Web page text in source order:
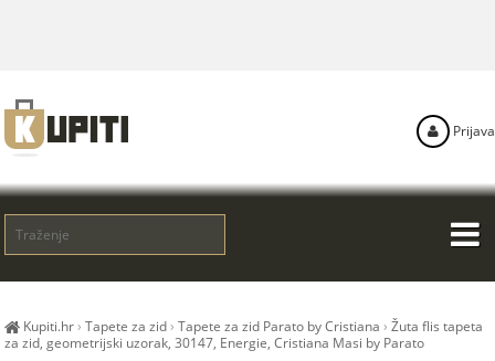
Kupiti.hr›Tapete za zid ›Tapete za zid Parato by Cristiana ›Žuta flis tapeta
za zid, geometrijski uzorak, 30147, Energie, Cristiana Masi by Parato
Prijava